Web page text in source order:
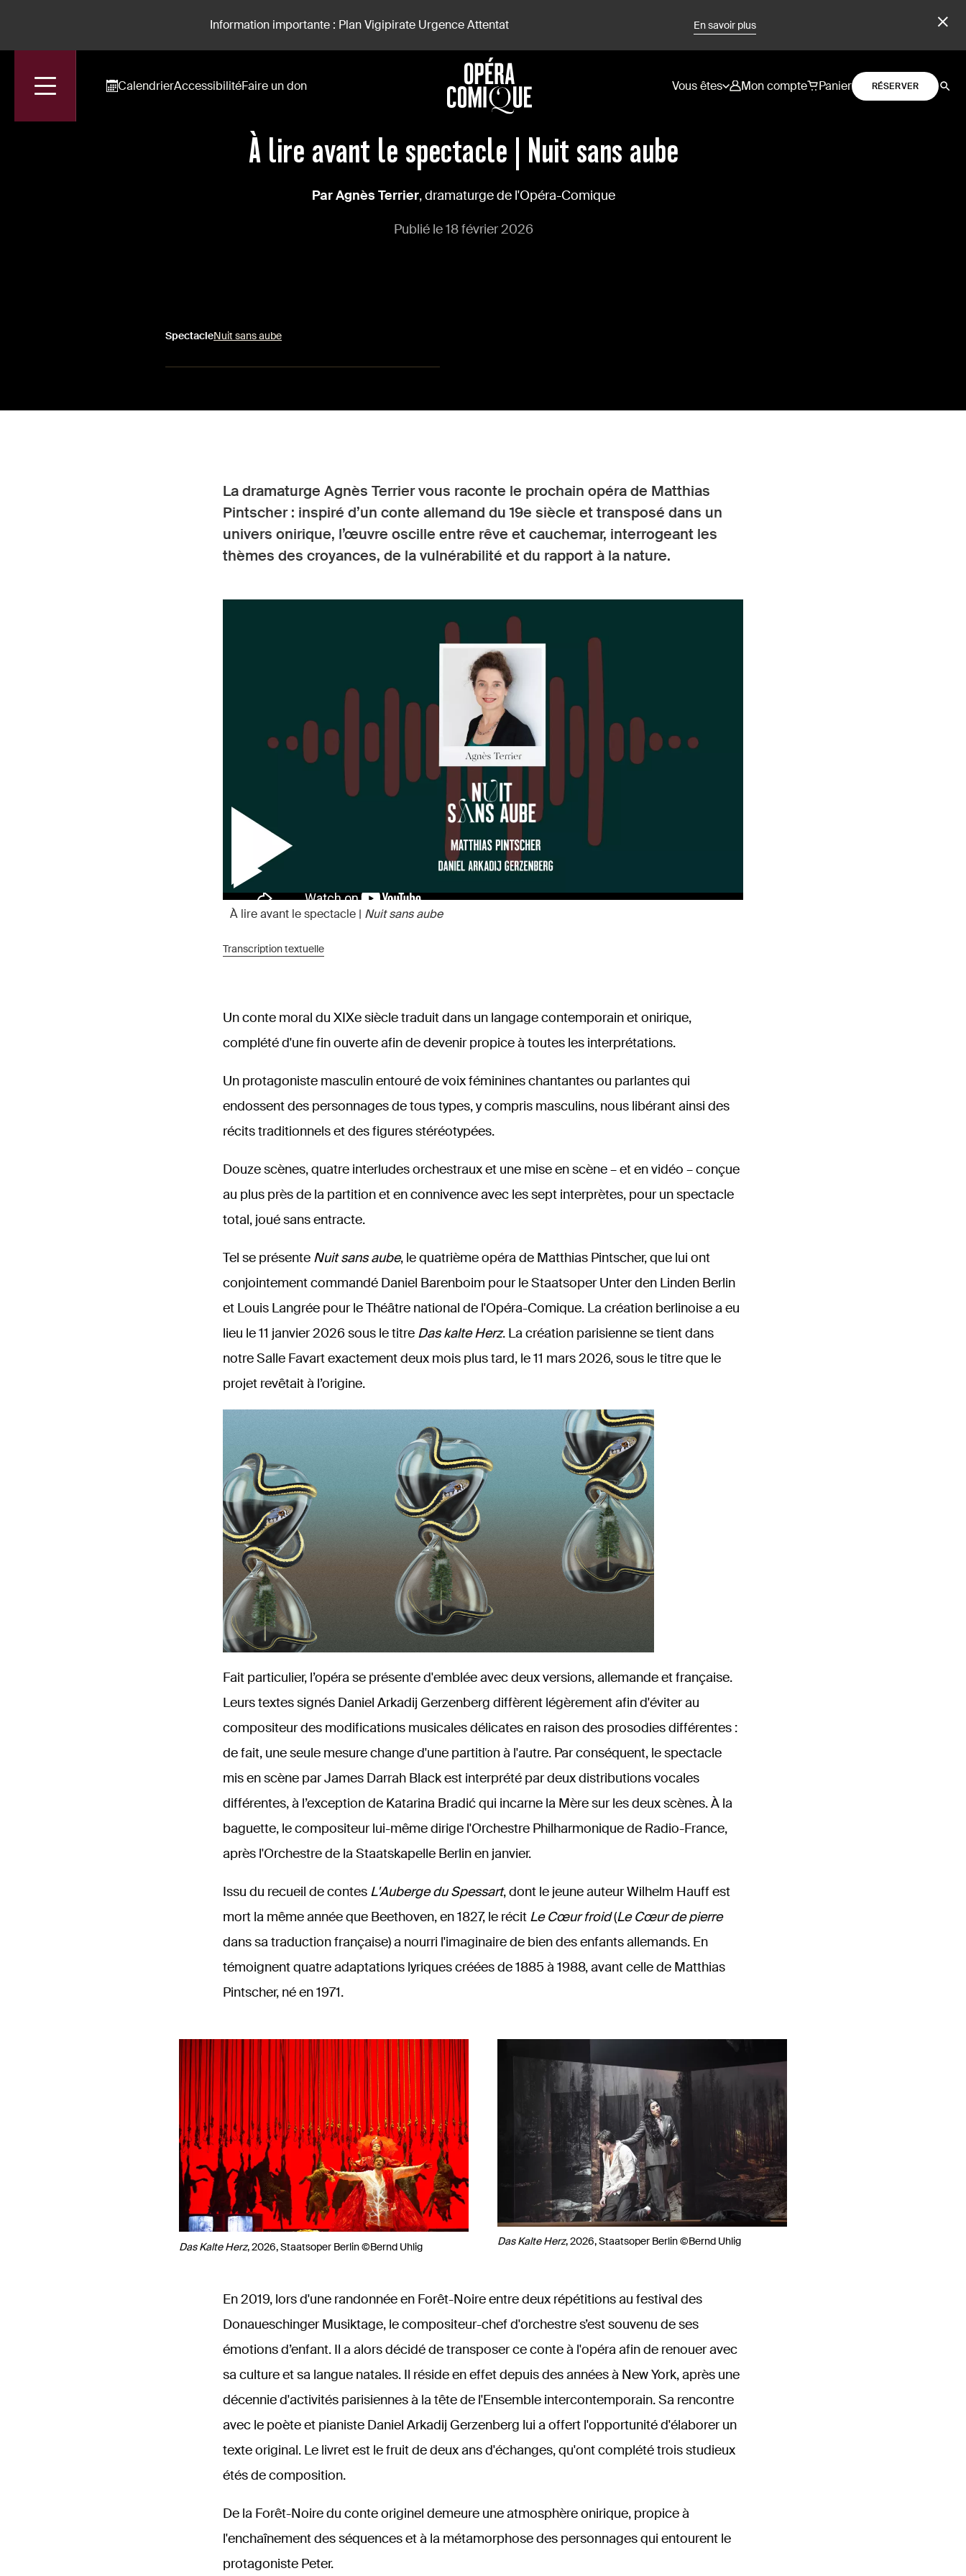
Information importante : Plan Vigipirate Urgence Attentat En savoir plus
CalendrierAccessibilitéFaire un don Vous êtes Mon compte Panier
RÉSERVER
À lire avant le spectacle | Nuit sans aube
Par Agnès Terrier, dramaturge de l'Opéra-Comique
Publié le 18 février 2026
SpectacleNuit sans aube
La dramaturge Agnès Terrier vous raconte le prochain opéra de Matthias
Pintscher : inspiré d’un conte allemand du 19e siècle et transposé dans un
univers onirique, l’œuvre oscille entre rêve et cauchemar, interrogeant les
thèmes des croyances, de la vulnérabilité et du rapport à la nature.
À lire avant le spectacle | Nuit sans aube
Transcription textuelle
Matthias Pintscher
Nuit sans aube
Staatsoper Unter den Linden Berlin Louis Langrée
Das kalte Herz
Nuit sans aube
Daniel Arkadij
Gerzenberg
Le Cœur froid
Le Cœur de pierre
1885 à 1988
1971
New York
Peter
Walter Benjamin
1950
Clara
Azaël
Nuit sans aube
Carmen
Pelléas et Mélisande
Contes d’Hoffmann
Un conte moral du XIXe siècle traduit dans un langage contemporain et onirique,
complété d'une fin ouverte afin de devenir propice à toutes les interprétations.
Un protagoniste masculin entouré de voix féminines chantantes ou parlantes qui
endossent des personnages de tous types, y compris masculins, nous libérant ainsi des
récits traditionnels et des figures stéréotypées.
Douze scènes, quatre interludes orchestraux et une mise en scène – et en vidéo – conçue
au plus près de la partition et en connivence avec les sept interprètes, pour un spectacle
total, joué sans entracte.
Tel se présente Nuit sans aube, le quatrième opéra de Matthias Pintscher, que lui ont
conjointement commandé Daniel Barenboim pour le Staatsoper Unter den Linden Berlin
et Louis Langrée pour le Théâtre national de l'Opéra-Comique. La création berlinoise a eu
lieu le 11 janvier 2026 sous le titre Das kalte Herz. La création parisienne se tient dans
notre Salle Favart exactement deux mois plus tard, le 11 mars 2026, sous le titre que le
projet revêtait à l’origine.
Fait particulier, l’opéra se présente d'emblée avec deux versions, allemande et française.
Leurs textes signés Daniel Arkadij Gerzenberg diffèrent légèrement afin d'éviter au
compositeur des modifications musicales délicates en raison des prosodies différentes :
de fait, une seule mesure change d'une partition à l'autre. Par conséquent, le spectacle
mis en scène par James Darrah Black est interprété par deux distributions vocales
différentes, à l’exception de Katarina Bradić qui incarne la Mère sur les deux scènes. À la
baguette, le compositeur lui-même dirige l'Orchestre Philharmonique de Radio-France,
après l'Orchestre de la Staatskapelle Berlin en janvier.
Issu du recueil de contes L'Auberge du Spessart, dont le jeune auteur Wilhelm Hauff est
mort la même année que Beethoven, en 1827, le récit Le Cœur froid(Le Cœur de pierre
dans sa traduction française) a nourri l'imaginaire de bien des enfants allemands. En
témoignent quatre adaptations lyriques créées de 1885 à 1988, avant celle de Matthias
Pintscher, né en 1971.
Das Kalte Herz, 2026, Staatsoper Berlin ©Bernd Uhlig Das Kalte Herz, 2026, Staatsoper Berlin ©Bernd Uhlig
En 2019, lors d'une randonnée en Forêt-Noire entre deux répétitions au festival des
Donaueschinger Musiktage, le compositeur-chef d'orchestre s’est souvenu de ses
émotions d’enfant. Il a alors décidé de transposer ce conte à l'opéra afin de renouer avec
sa culture et sa langue natales. Il réside en effet depuis des années à New York, après une
décennie d'activités parisiennes à la tête de l'Ensemble intercontemporain. Sa rencontre
avec le poète et pianiste Daniel Arkadij Gerzenberg lui a offert l'opportunité d'élaborer un
texte original. Le livret est le fruit de deux ans d'échanges, qu'ont complété trois studieux
étés de composition.
De la Forêt-Noire du conte originel demeure une atmosphère onirique, propice à
l'enchaînement des séquences et à la métamorphose des personnages qui entourent le
protagoniste Peter.